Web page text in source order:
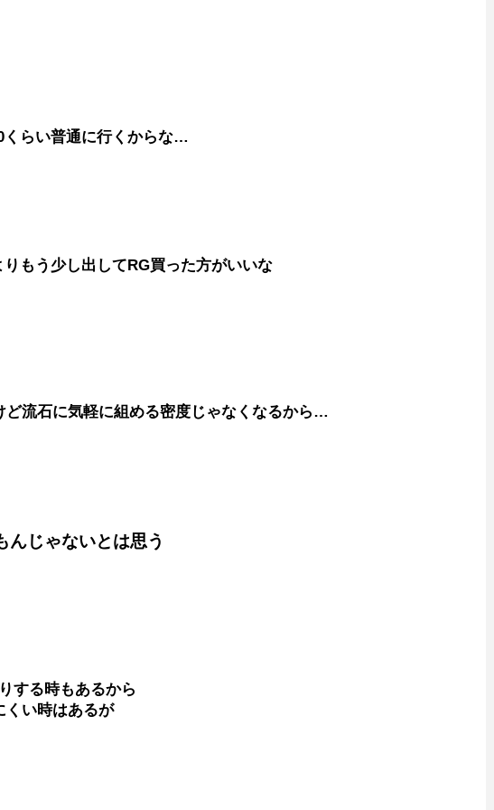
くらい普通に行くからな…
もう少し出してRG買った方がいいな
ど流石に気軽に組める密度じゃなくなるから…
んじゃないとは思う
する時もあるから
くい時はあるが